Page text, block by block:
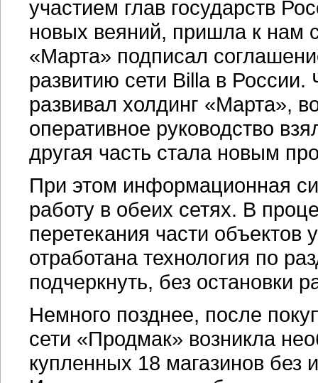
участием глав государств
новых веяний, пришла к нам
«Марта» подписал
развитию сети Billa в России.
развивал холдинг «Марта»,
оперативное руководство
другая часть стала новым
При этом информационная
работу в обеих сетях. В
перетекания части объектов
отработана технология по
подчеркнуть, без остановки
Немного позднее, после
сети «Продмак» возникла
купленных 18 магазинов без